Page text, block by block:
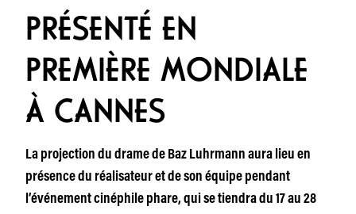
PRÉSENTÉ EN
PREMIÈRE MONDIALE
À CANNES
La projection du drame de Baz Luhrmann aura lieu en
présence du réalisateur et de son équipe pendant
l’événement cinéphile phare, qui se tiendra du 17 au 28